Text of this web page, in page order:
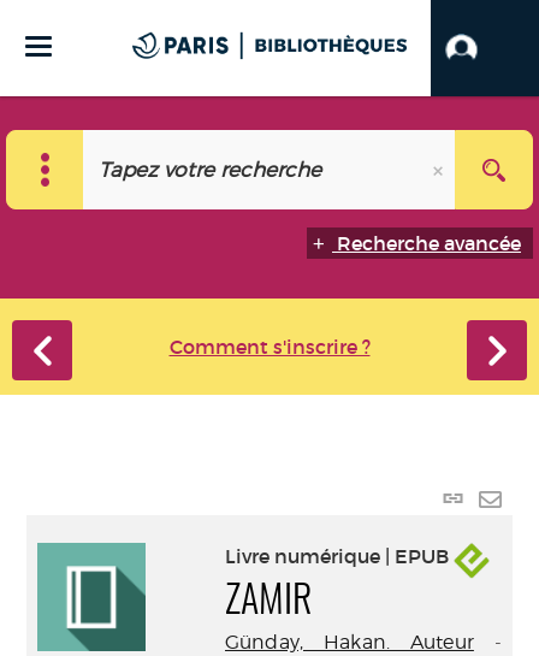
Recherche avancée
Comment s'inscrire ?
Lien
Livre numérique | EPUB
ZAMIR
Günday, Hakan. Auteur-